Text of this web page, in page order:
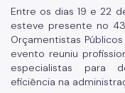
Entre os dias 19 e 22
esteve presente no
Orçamentistas
evento reuniu
especialistas para
eficiência na